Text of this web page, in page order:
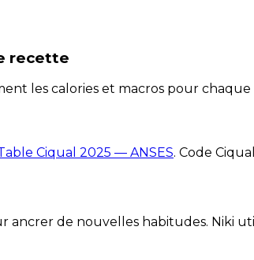
recette
les calories et macros pour chaque
Ciqual 2025 — ANSES. Code
de nouvelles habitudes. Niki